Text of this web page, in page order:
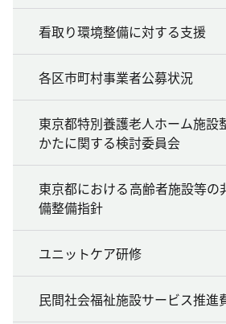
看取り環境整備に対する支援
各区市町村事業者公募状況
東京都特別養護老人ホーム施設
かたに関する検討委員会
東京都における高齢者施設等の
備整備指針
ユニットケア研修
民間社会福祉施設サービス推進